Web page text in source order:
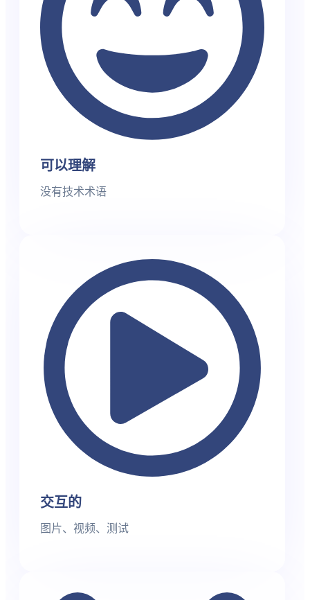
可以理解
没有技术术语
交互的
图片、视频、测试